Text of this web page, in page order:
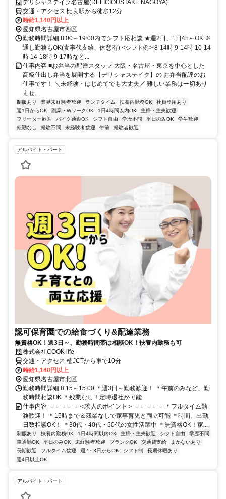
デリシャステイク名古屋(DELICIOUSTAKE NAGOYA)
交通・アクセス 比良駅から徒歩12分
時給1,140円以上
愛知県名古屋市西区
勤務時間詳細 8:00～19:00内でシフト応相談 ★週2日、1日4h～OK ※
通し勤務もOK(食事代支給、休憩有) <シフト例> 8-14時 9‐14時 10‐14
時 14-18時 9-17時など...
仕事内容 ■お弁当の配達スタッフ 大阪・名古屋・東京を中心とした
高級仕出し弁当を展開する【デリシャステイク】の お弁当配達のお
仕事です！ ＼未経験・はじめてでも大丈夫／ 難しい業務は一切あり
ませ...
制服あり 業界未経験者歓迎 ランチタイム 扶養内勤務OK
社員登用あり
週1日からOK
副業・WワークOK 1日4時間以内OK
主婦・主夫歓迎
フリーター歓迎
バイク通勤OK シフト自由 学歴不問 平日のみOK
学生歓迎
転勤なし
経験不問 未経験者歓迎 午前 経験者歓迎
アルバイト・パート
認可保育園での給食づくり&配達業務
無資格OK！週3日～、勤務時間帯は相談OK！扶養内勤務も可
株式会社COOK life
交通・アクセス 楠JCTから車で10分
時給1,140円以上
愛知県名古屋市北区
勤務時間詳細 8:15～15:00 ＊週3日～勤務歓迎！ ＊午前のみなど、勤
務時間相談OK ＊残業なし！定時退社が可能
仕事内容 ＝＝＝＝＝＜求人のポイント＞＝＝＝＝＝ ＊フルタイム勤
務歓迎！ ＊15時まで＆残業なしで家事育児と両立可能 ＊時間、出勤
日数相談OK！ ＊30代・40代・50代の女性活躍中 ＊無資格OK！家...
制服あり 扶養内勤務OK 1日4時間以内OK 主婦・主夫歓迎 シフト自由
学歴不問
車通勤OK
平日のみOK 未経験者歓迎 ブランクOK 交通費支給
まかないあり
長期歓迎
フルタイム歓迎 週2・3日からOK シフト制
長期休暇あり
週4日以上OK
アルバイト・パート